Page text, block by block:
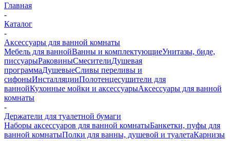
Главная
-
Каталог
-
Аксессуары для ванной комнаты
Мебель для ваннойВанны и комплектующиеУнитазы, биде,
писсуарыРаковиныСмесителиДушевая
программаДушевыеСливы переливы и
сифоныИнсталляцииПолотенцесушители для
ваннойКухонные мойки и аксессуарыАксессуары для ванной
комнаты
-
Держатели для туалетной бумаги
Наборы аксессуаров для ванной комнатыБанкетки, пуфы для
ванной комнатыПолки для ванны, душевой и туалетаКарнизы